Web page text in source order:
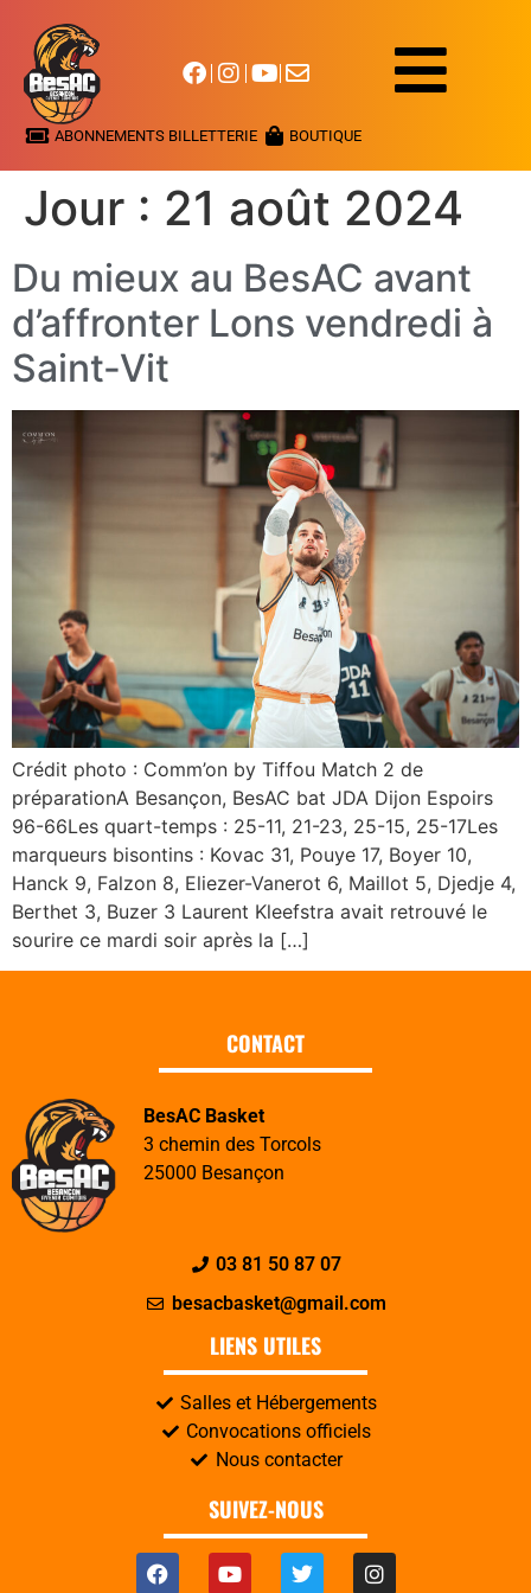
ABONNEMENTS BILLETTERIE BOUTIQUE
Jour : 21 août 2024
Du mieux au BesAC avant
d’affronter Lons vendredi à
Saint-Vit
Crédit photo : Comm’on by Tiffou Match 2 de
préparationA Besançon, BesAC bat JDA Dijon Espoirs
96-66Les quart-temps : 25-11, 21-23, 25-15, 25-17Les
marqueurs bisontins : Kovac 31, Pouye 17, Boyer 10,
Hanck 9, Falzon 8, Eliezer-Vanerot 6, Maillot 5, Djedje 4,
Berthet 3, Buzer 3 Laurent Kleefstra avait retrouvé le
sourire ce mardi soir après la […]
CONTACT
BesAC Basket
3 chemin des Torcols
25000 Besançon
03 81 50 87 07
besacbasket@gmail.com
LIENS UTILES
Salles et Hébergements
Convocations officiels
Nous contacter
SUIVEZ-NOUS